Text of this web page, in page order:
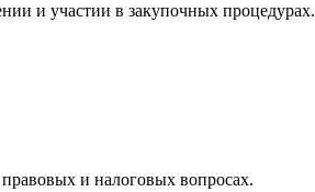
и участии в закупочных процедурах.
и налоговых вопросах.